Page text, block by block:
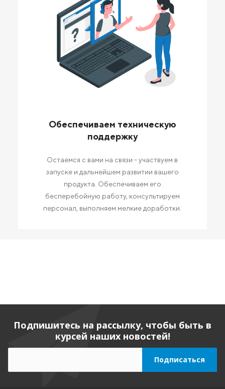
Обеспечиваем техническую
поддержку
Остаемся с вами на связи - участвуем в
запуске и дальнейшем развитии вашего
продукта. Обеспечиваем его
бесперебойную работу, консультируем
персонал, выполняем мелкие доработки.
Подпишитесь на рассылку, чтобы быть в
курсей наших новостей!